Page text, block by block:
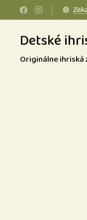
Detské
Originálne